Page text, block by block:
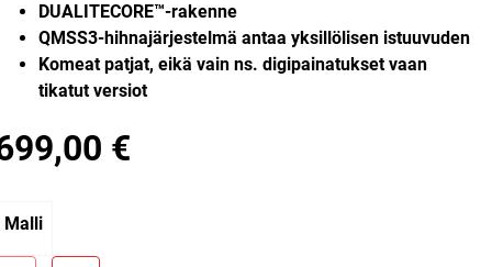
DUALITECORE™-rakenne
QMSS3-hihnajärjestelmä antaa yksillölisen istuuvuden
Komeat patjat, eikä vain ns. digipainatukset vaan
tikatut versiot
€
Malli